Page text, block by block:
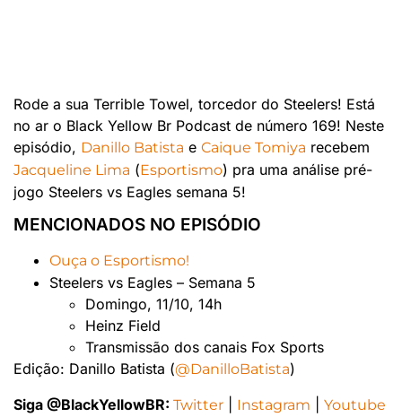
Rode a sua Terrible Towel, torcedor do Steelers! Está
no ar o Black Yellow Br Podcast de número 169! Neste
episódio, Danillo Batista e Caique Tomiya recebem
Jacqueline Lima (Esportismo) pra uma análise pré-
jogo Steelers vs Eagles semana 5!
MENCIONADOS NO EPISÓDIO
Ouça o Esportismo!
Steelers vs Eagles – Semana 5
Domingo, 11/10, 14h
Heinz Field
Transmissão dos canais Fox Sports
Edição: Danillo Batista (@DanilloBatista)
Siga @BlackYellowBR: Twitter Instagram Youtube